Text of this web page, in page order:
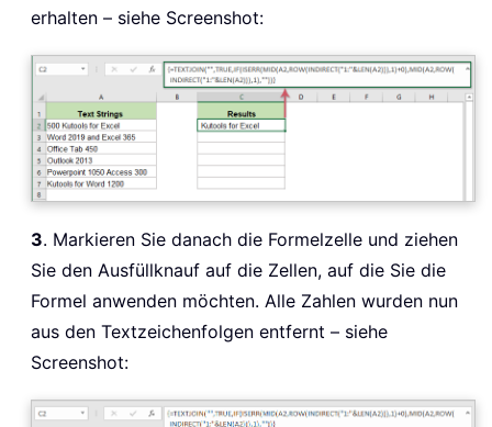
erhalten – siehe Screenshot:
3. Markieren Sie danach die Formelzelle und ziehen
Sie den Ausfüllknauf auf die Zellen, auf die Sie die
Formel anwenden möchten. Alle Zahlen wurden nun
aus den Textzeichenfolgen entfernt – siehe
Screenshot: